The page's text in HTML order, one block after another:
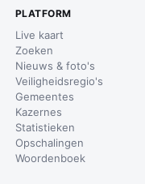
PLATFORM
Live kaart
Zoeken
Nieuws & foto's
Veiligheidsregio's
Gemeentes
Kazernes
Statistieken
Opschalingen
Woordenboek